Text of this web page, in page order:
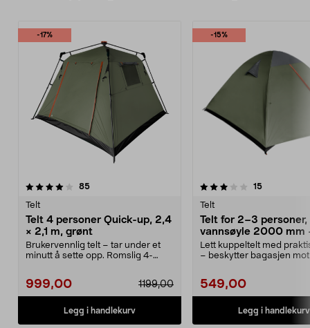
-17%
85anmeldelser
Telt
Telt 4 personer Quick-up, 2,4
× 2,1 m, grønt
Brukervennlig telt – tar under et
minutt å sette opp. Romslig 4-
999,00 1199,00
Legg i handlekurv
-15%
3.0 av 5 stjerner 15anmeldelser
Telt
Telt for 2–3 personer,
vannsøyle 2000 mm
camping, fottur
Lett kuppeltelt med
– beskytter bagasjen
549,00
Legg i handlekurv
4.0 av 5 stjerner